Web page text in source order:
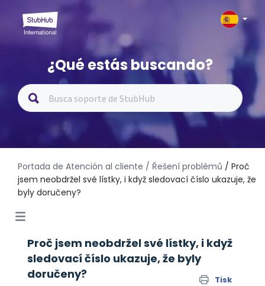
¿Qué estás buscando?
Portada de Atención al cliente / Řešení problémů / Proč
jsem neobdržel své lístky, i když sledovací číslo ukazuje, že
byly doručeny?
Proč jsem neobdržel své lístky, i když
sledovací číslo ukazuje, že byly
doručeny?
Tisk